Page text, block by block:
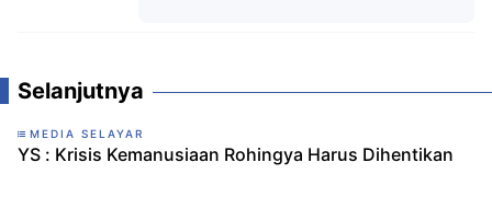
Selanjutnya
MEDIA SELAYAR
YS : Krisis Kemanusiaan Rohingya Harus Dihentikan